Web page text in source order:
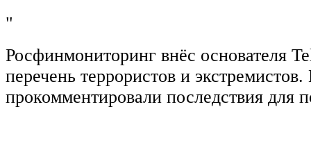
"
Росфинмониторинг внёс основателя
перечень террористов и
прокомментировали последствия для